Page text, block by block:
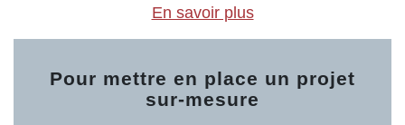
En savoir plus
Pour mettre en place un projet
sur-mesure